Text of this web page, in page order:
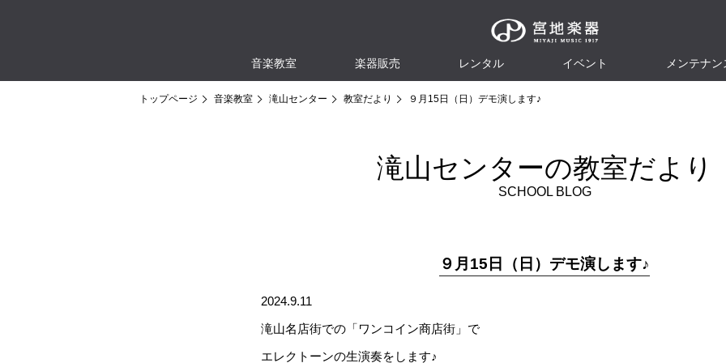
音楽教室 楽器販売 レンタル イベント メンテナン
トップページ 音楽教室 滝山センター 教室だより ９月15日（日）デモ演します♪
滝山センターの教室だより
SCHOOL BLOG
９月15日（日）デモ演します♪
2024.9.11
滝山名店街での「ワンコイン商店街」で
エレクトーンの生演奏をします♪